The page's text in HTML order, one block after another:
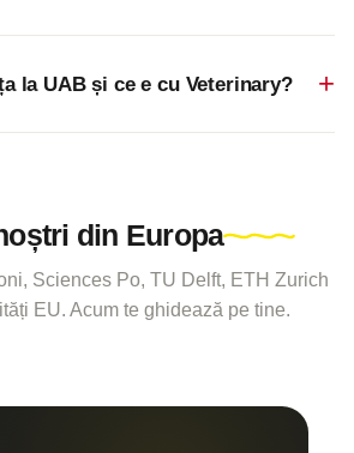
la UAB și ce e cu Veterinary?
din Europa
Sciences Po, TU Delft, ETH Zurich
EU. Acum te ghidează pe tine.